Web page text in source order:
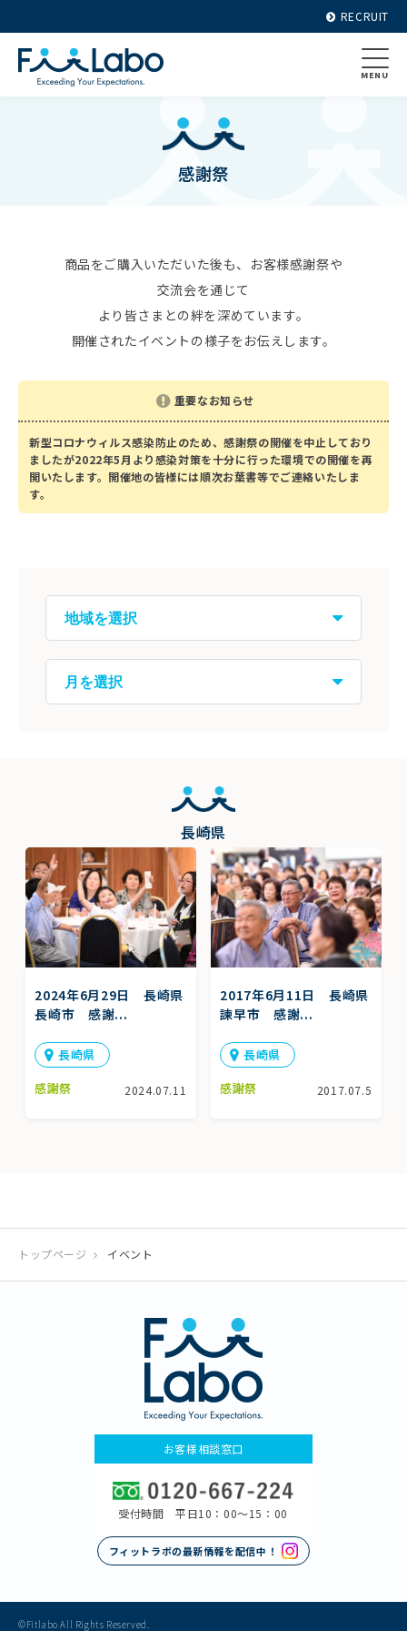
RECRUIT
MENU
感謝祭
商品をご購入いただいた後も、お客様感謝祭や
交流会を通じて
より皆さまとの絆を深めています。
開催されたイベントの様子をお伝えします。
重要なお知らせ
新型コロナウィルス感染防止のため、感謝祭の開催を中止しており
ましたが2022年5月より感染対策を十分に行った環境での開催を再
開いたします。開催地の皆様には順次お葉書等でご連絡いたしま
す。
長崎県
2024年6月29日 長崎県
長崎市 感謝...
長崎県
感謝祭
2024.07.11
2017年6月11日 長崎県
諫早市 感謝...
長崎県
感謝祭
2017.07.5
トップページ イベント
お客様相談窓口
受付時間 平日10：00〜15：00
フィットラボの最新情報を配信中！
©Fitlabo All Rights Reserved.